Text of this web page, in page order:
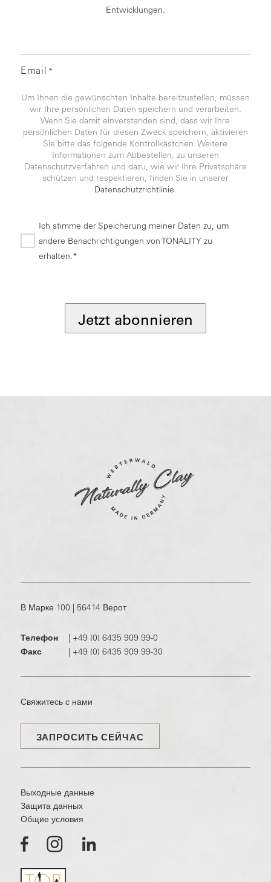
Entwicklungen.
Email *
Um Ihnen die gewünschten Inhalte bereitzustellen, müssen
wir Ihre persönlichen Daten speichern und verarbeiten.
Wenn Sie damit einverstanden sind, dass wir Ihre
persönlichen Daten für diesen Zweck speichern, aktivieren
Sie bitte das folgende Kontrollkästchen. Weitere
Informationen zum Abbestellen, zu unseren
Datenschutzverfahren und dazu, wie wir Ihre Privatsphäre
schützen und respektieren, finden Sie in unserer
Datenschutzrichtlinie.
Ich stimme der Speicherung meiner Daten zu, um
andere Benachrichtigungen von TONALITY zu
erhalten.*
Jetzt abonnieren
В Марке 100 | 56414 Верот
Телефон | +49 (0) 6435 909 99-0
Факс
| +49 (0) 6435 909 99-30
Свяжитесь с нами
ЗАПРОСИТЬ СЕЙЧАС
Выходные данные
Защита данных
Общие условия